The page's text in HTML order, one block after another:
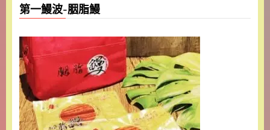
第一鰻波-胭脂鰻